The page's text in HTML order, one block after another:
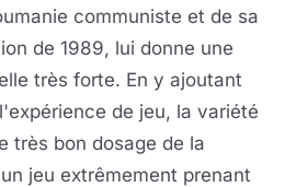
communiste et de sa
de 1989, lui donne une
très forte. En y ajoutant
de jeu, la variété
très bon dosage de la
jeu extrêmement prenant